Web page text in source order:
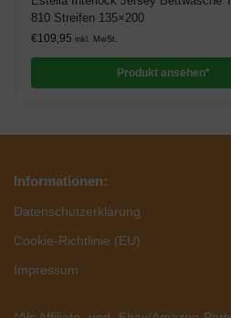
810 Streifen 135×200
€109,95 inkl. MwSt.
Produkt ansehen*
Informationen:
Datenschutzerklärung
Cookie-Richtlinie (EU)
Impressum